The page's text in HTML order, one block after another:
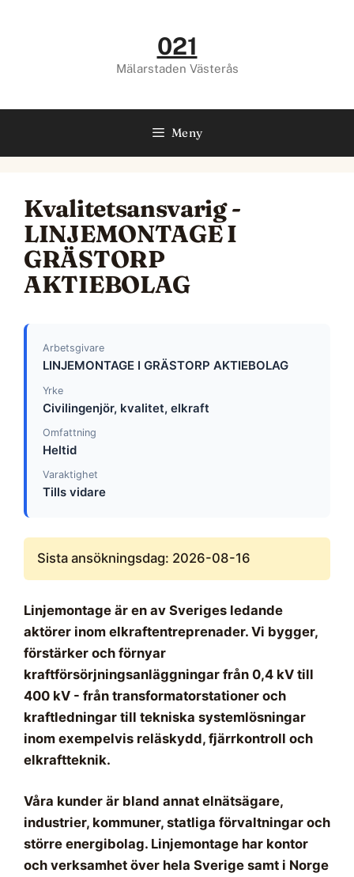
021
Mälarstaden Västerås
Meny
Kvalitetsansvarig -
LINJEMONTAGE I
GRÄSTORP
AKTIEBOLAG
Arbetsgivare
LINJEMONTAGE I GRÄSTORP AKTIEBOLAG
Yrke
Civilingenjör, kvalitet, elkraft
Omfattning
Heltid
Varaktighet
Tills vidare
Sista ansökningsdag: 2026-08-16
Linjemontage är en av Sveriges ledande
aktörer inom elkraftentreprenader. Vi bygger,
förstärker och förnyar
kraftförsörjningsanläggningar från 0,4 kV till
400 kV - från transformatorstationer och
kraftledningar till tekniska systemlösningar
inom exempelvis reläskydd, fjärrkontroll och
elkraftteknik.
Våra kunder är bland annat elnätsägare,
industrier, kommuner, statliga förvaltningar och
större energibolag. Linjemontage har kontor
och verksamhet över hela Sverige samt i Norge